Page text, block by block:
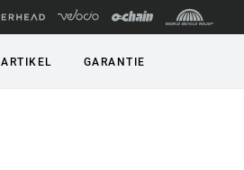
ARTIKEL GARANTIE